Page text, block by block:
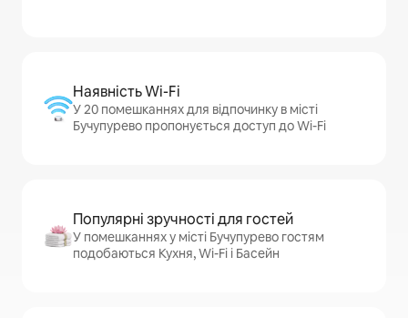
Наявність Wi-Fi
У 20 помешканнях для відпочинку в місті
Бучупурево пропонується доступ до Wi-Fi
Популярні зручності для гостей
У помешканнях у місті Бучупурево гостям
подобаються Кухня, Wi-Fi і Басейн